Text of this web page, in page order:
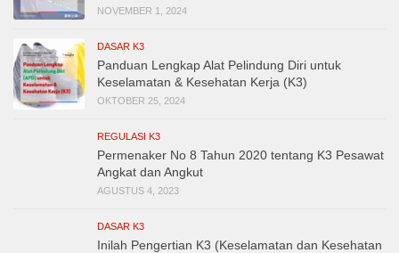
NOVEMBER 1, 2024
DASAR K3
Panduan Lengkap Alat Pelindung Diri untuk
Keselamatan & Kesehatan Kerja (K3)
OKTOBER 25, 2024
REGULASI K3
Permenaker No 8 Tahun 2020 tentang K3 Pesawat
Angkat dan Angkut
AGUSTUS 4, 2023
DASAR K3
Inilah Pengertian K3 (Keselamatan dan Kesehatan